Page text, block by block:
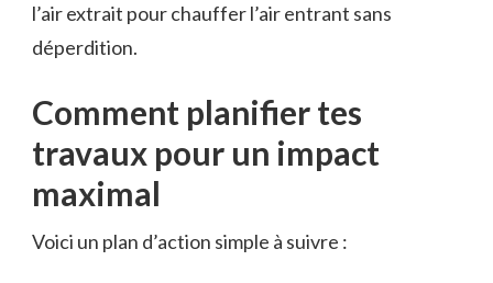
l’air extrait pour chauffer l’air entrant sans
déperdition.
Comment planifier tes
travaux pour un impact
maximal
Voici un plan d’action simple à suivre :